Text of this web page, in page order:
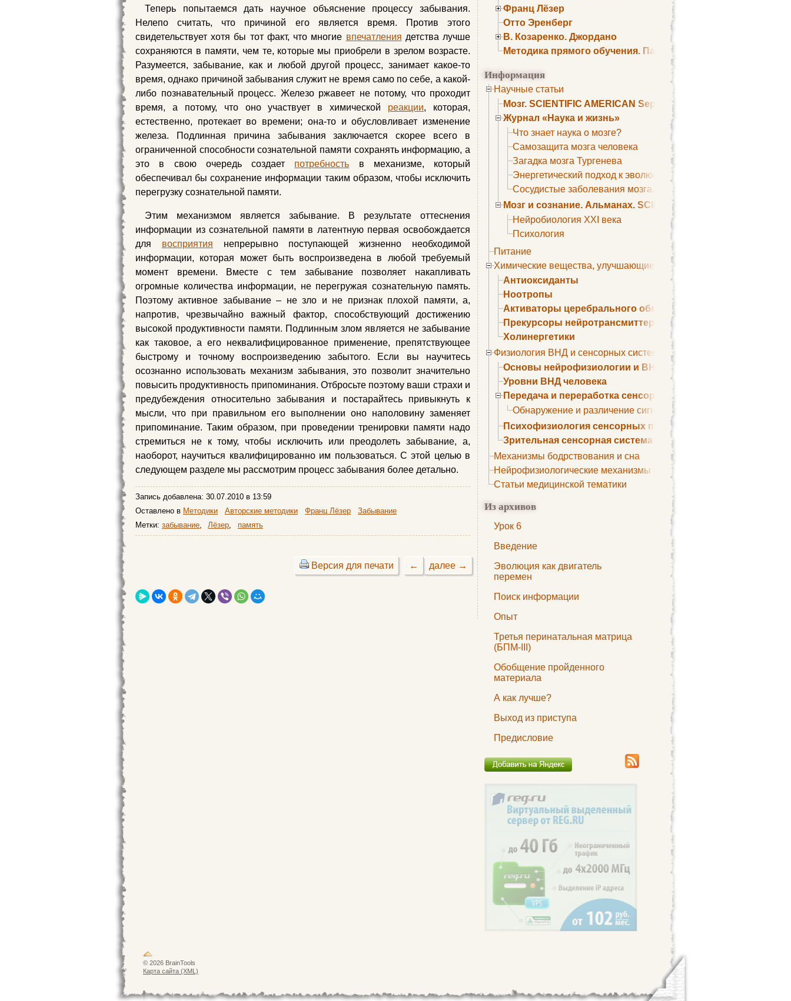
Франц Лёзер
Отто Эренберг
В. Козаренко. Джордано
Методика прямого обучения. Пауль Шелли
Информация
Научные статьи
Мозг. SCIENTIFIC AMERICAN September 1979
Журнал «Наука и жизнь»
Что знает наука о мозге?
Самозащита мозга человека
Загадка мозга Тургенева
Энергетический подход к эволюции мозга
Сосудистые заболевания мозга. Все может начаться с
Мозг и сознание. Альманах. SCIENTIFIC AMERICAN
Нейробиология XXI века
Психология
Питание
Химические вещества, улучшающие умственные способности
Антиоксиданты
Ноотропы
Активаторы церебрального обмена веществ
Прекурсоры нейротрансмиттеров
Холинергетики
Физиология ВНД и сенсорных систем
Основы нейрофизиологии и ВНД
Уровни ВНД человека
Передача и переработка сенсорных сигналов
Обнаружение и различение сигналов. Сенсорная рецепция
Психофизиология сенсорных процессов
Зрительная сенсорная система
Механизмы бодрствования и сна
Нейрофизиологические механизмы сна
Статьи медицинской тематики
Из архивов
Урок 6
Введение
Эволюция как двигатель
перемен
Поиск информации
Опыт
Третья перинатальная матрица
(БПМ-III)
Обобщение пройденного
материала
А как лучше?
Выход из приступа
Предисловие
Теперь попытаемся дать научное объяснение процессу забывания.
Нелепо считать, что причиной его является время. Против этого
свидетельствует хотя бы тот факт, что многие впечатления детства лучше
сохраняются в памяти, чем те, которые мы приобрели в зрелом возрасте.
Разумеется, забывание, как и любой другой процесс, занимает какое-то
время, однако причиной забывания служит не время само по себе, а какой-
либо познавательный процесс. Железо ржавеет не потому, что проходит
время, а потому, что оно участвует в химической реакции, которая,
естественно, протекает во времени; она-то и обусловливает изменение
железа. Подлинная причина забывания заключается скорее всего в
ограниченной способности сознательной памяти сохранять информацию, а
это в свою очередь создает потребность в механизме, который
обеспечивал бы сохранение информации таким образом, чтобы исключить
перегрузку сознательной памяти.
Этим механизмом является забывание. В результате оттеснения
информации из сознательной памяти в латентную первая освобождается
для восприятия непрерывно поступающей жизненно необходимой
информации, которая может быть воспроизведена в любой требуемый
момент времени. Вместе с тем забывание позволяет накапливать
огромные количества информации, не перегружая сознательную память.
Поэтому активное забывание – не зло и не признак плохой памяти, а,
напротив, чрезвычайно важный фактор, способствующий достижению
высокой продуктивности памяти. Подлинным злом является не забывание
как таковое, а его неквалифицированное применение, препятствующее
быстрому и точному воспроизведению забытого. Если вы научитесь
осознанно использовать механизм забывания, это позволит значительно
повысить продуктивность припоминания. Отбросьте поэтому ваши страхи и
предубеждения относительно забывания и постарайтесь привыкнуть к
мысли, что при правильном его выполнении оно наполовину заменяет
припоминание. Таким образом, при проведении тренировки памяти надо
стремиться не к тому, чтобы исключить или преодолеть забывание, а,
наоборот, научиться квалифицированно им пользоваться. С этой целью в
следующем разделе мы рассмотрим процесс забывания более детально.
Запись добавлена: 30.07.2010 в 13:59
Оставлено в Методики Авторские методики Франц Лёзер
Забывание
Метки: забывание, Лёзер, память
далее →
←
Версия для печати
© 2026 BrainTools
Карта сайта (XML)